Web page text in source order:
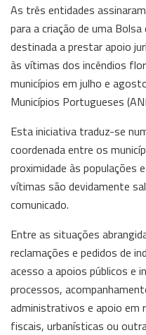
As três entidades
para a criação de uma
destinada a prestar apoio
às vítimas dos incêndios
municípios em julho e
Municípios Portugueses
Esta iniciativa traduz-se
coordenada entre os
proximidade às populações
vítimas são devidamente
comunicado.
Entre as situações
reclamações e pedidos de
acesso a apoios públicos e
processos,
administrativos e apoio em
fiscais, urbanísticas ou